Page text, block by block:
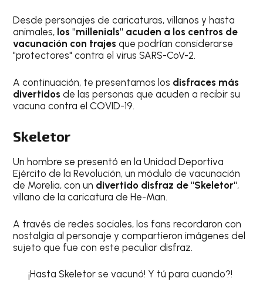
Desde personajes de caricaturas, villanos y hasta
animales, los "millenials" acuden a los centros de
vacunación con trajes que podrían considerarse
"protectores" contra el virus SARS-CoV-2.
A continuación, te presentamos los disfraces más
divertidos de las personas que acuden a recibir su
vacuna contra el COVID-19.
Skeletor
Un hombre se presentó en la Unidad Deportiva
Ejército de la Revolución, un módulo de vacunación
de Morelia, con un divertido disfraz de "Skeletor",
villano de la caricatura de He-Man.
A través de redes sociales, los fans recordaron con
nostalgia al personaje y compartieron imágenes del
sujeto que fue con este peculiar disfraz.
¡Hasta Skeletor se vacunó! Y tú para cuando?!